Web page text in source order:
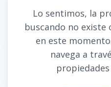
Lo sentimos, la
buscando no
en este
navega a